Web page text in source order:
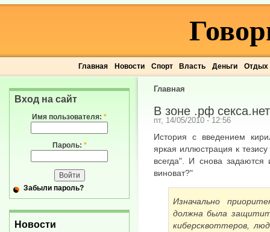
Главная Новости Спорт Власть Деньги Отдых
Главная
В зоне .рф секса.нет
пт, 14/05/2010 - 12:56
История с введением
яркая иллюстрация к
всегда". И снова
виноват?"
Изначально
должна была
киберсквоттеров,
Вход на сайт
Имя пользователя: *
Пароль: *
Забыли пароль?
Новости